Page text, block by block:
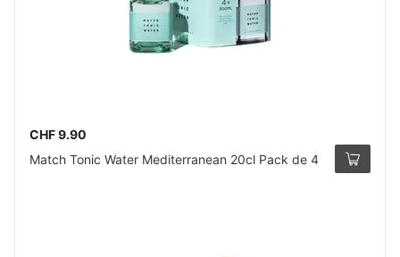
CHF 9.90
Match Tonic Water Mediterranean 20cl Pack de 4